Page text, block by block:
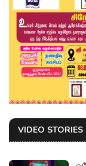
VIDEO STORIES